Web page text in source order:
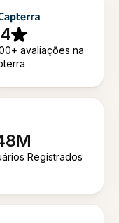
avaliações na
Registrados